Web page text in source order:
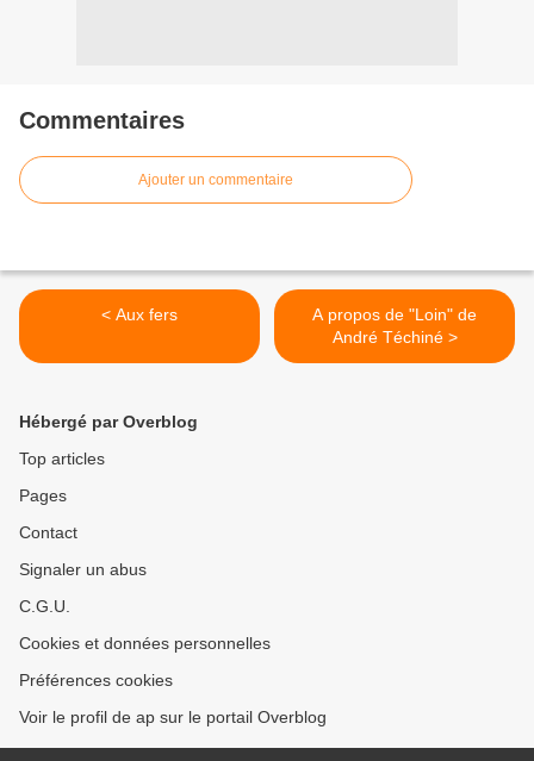
Commentaires
Ajouter un commentaire
< Aux fers
A propos de "Loin" de
André Téchiné >
Hébergé par Overblog
Top articles
Pages
Contact
Signaler un abus
C.G.U.
Cookies et données personnelles
Préférences cookies
Voir le profil de ap sur le portail Overblog